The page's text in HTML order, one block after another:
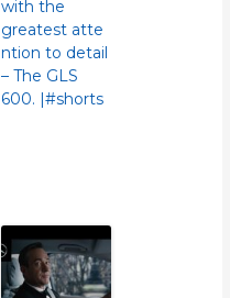
with the
greatest atte
ntion to detail
– The GLS
600.​ |#shorts